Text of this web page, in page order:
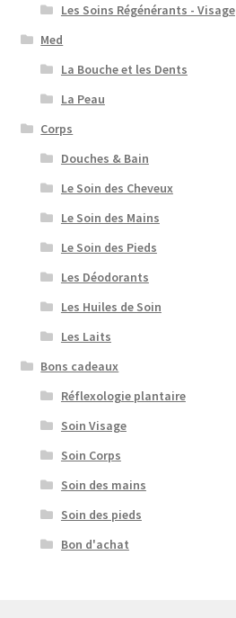
Les Soins Régénérants - Visage
Med
La Bouche et les Dents
La Peau
Corps
Douches & Bain
Le Soin des Cheveux
Le Soin des Mains
Le Soin des Pieds
Les Déodorants
Les Huiles de Soin
Les Laits
Bons cadeaux
Réflexologie plantaire
Soin Visage
Soin Corps
Soin des mains
Soin des pieds
Bon d'achat